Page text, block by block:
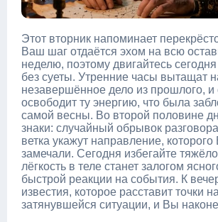
Этот вторник напоминает
Ваш шаг отдаётся эхом на всю
неделю, поэтому двигайтесь
без суеты. Утренние часы вытащат
незавершённое дело из прошлого,
освободит ту энергию, что была
самой весны. Во второй половине
знаки: случайный обрывок
ветка укажут направление,
замечали. Сегодня избегайте
лёгкость в теле станет залогом
быстрой реакции на события. К
известия, которое расставит точки
затянувшейся ситуации, и Вы